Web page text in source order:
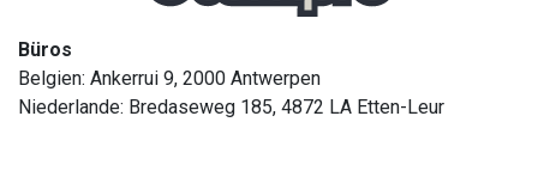
Büros
Belgien: Ankerrui 9, 2000 Antwerpen
Niederlande: Bredaseweg 185, 4872 LA Etten-Leur